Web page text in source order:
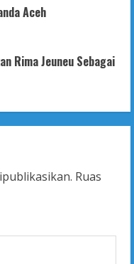
Aceh
Rima Jeuneu Sebagai
Ruas